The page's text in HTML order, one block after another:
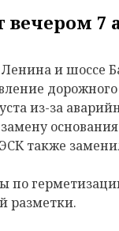
7
и шоссе
из-за
также
по
разметки.